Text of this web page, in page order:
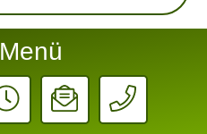
Menü